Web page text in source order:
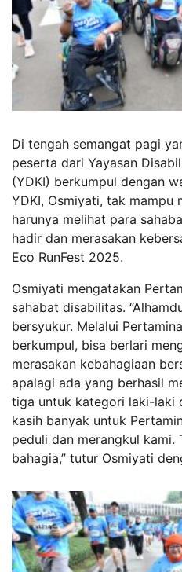
Di tengah semangat pagi
peserta dari Yayasan
(YDKI) berkumpul dengan
YDKI, Osmiyati, tak mampu
harunya melihat para
hadir dan merasakan
Eco RunFest 2025.
Osmiyati mengatakan
sahabat disabilitas.
bersyukur. Melalui
berkumpul, bisa berlari
merasakan kebahagiaan
apalagi ada yang berhasil
tiga untuk kategori laki-laki
kasih banyak untuk
peduli dan merangkul kami.
bahagia,” tutur Osmiyati